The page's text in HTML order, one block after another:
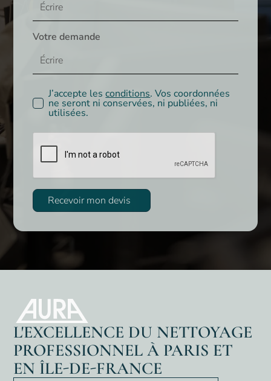
Votre demande
J’accepte lesconditions. Vos coordonnées
ne seront ni conservées, ni publiées, ni
utilisées.
Recevoir mon devis
L'EXCELLENCE DU NETTOYAGE
PROFESSIONNEL À PARIS ET
EN ÎLE-DE-FRANCE